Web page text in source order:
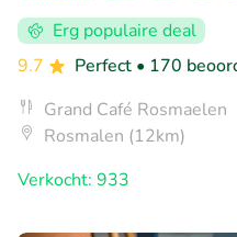
Erg populaire deal
9.7
Perfect • 170
Grand Café Rosmaelen
Rosmalen (12km)
Verkocht: 933